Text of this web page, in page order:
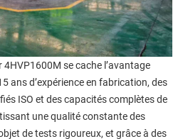
se cache l’avantage
ans d’expérience en fabrication, des
ISO et des capacités complètes de
une qualité constante des
de tests rigoureux, et grâce à des